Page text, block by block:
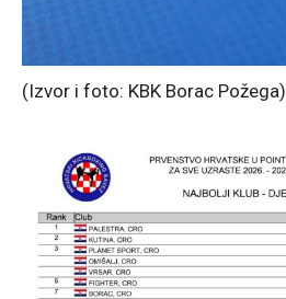
(Izvor i foto: KBK Borac Požega)